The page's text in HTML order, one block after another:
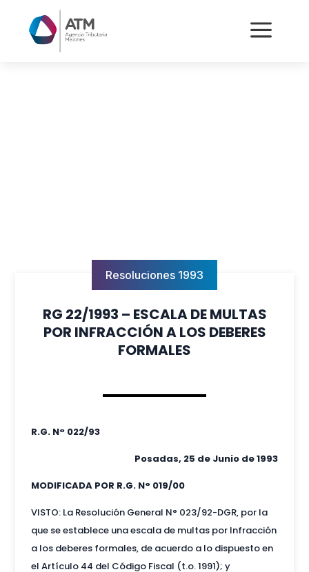
a
Resoluciones 1993
RG 22/1993 – ESCALA DE MULTAS
POR INFRACCIÓN A LOS DEBERES
FORMALES
R.G. N° 022/93
Posadas, 25 de Junio de 1993
MODIFICADA POR R.G. N° 019/00
VISTO: La Resolución General N° 023/92-DGR, por la
que se establece una escala de multas por Infracción
a los deberes formales, de acuerdo a lo dispuesto en
el Artículo 44 del Código Fiscal (t.o. 1991); y